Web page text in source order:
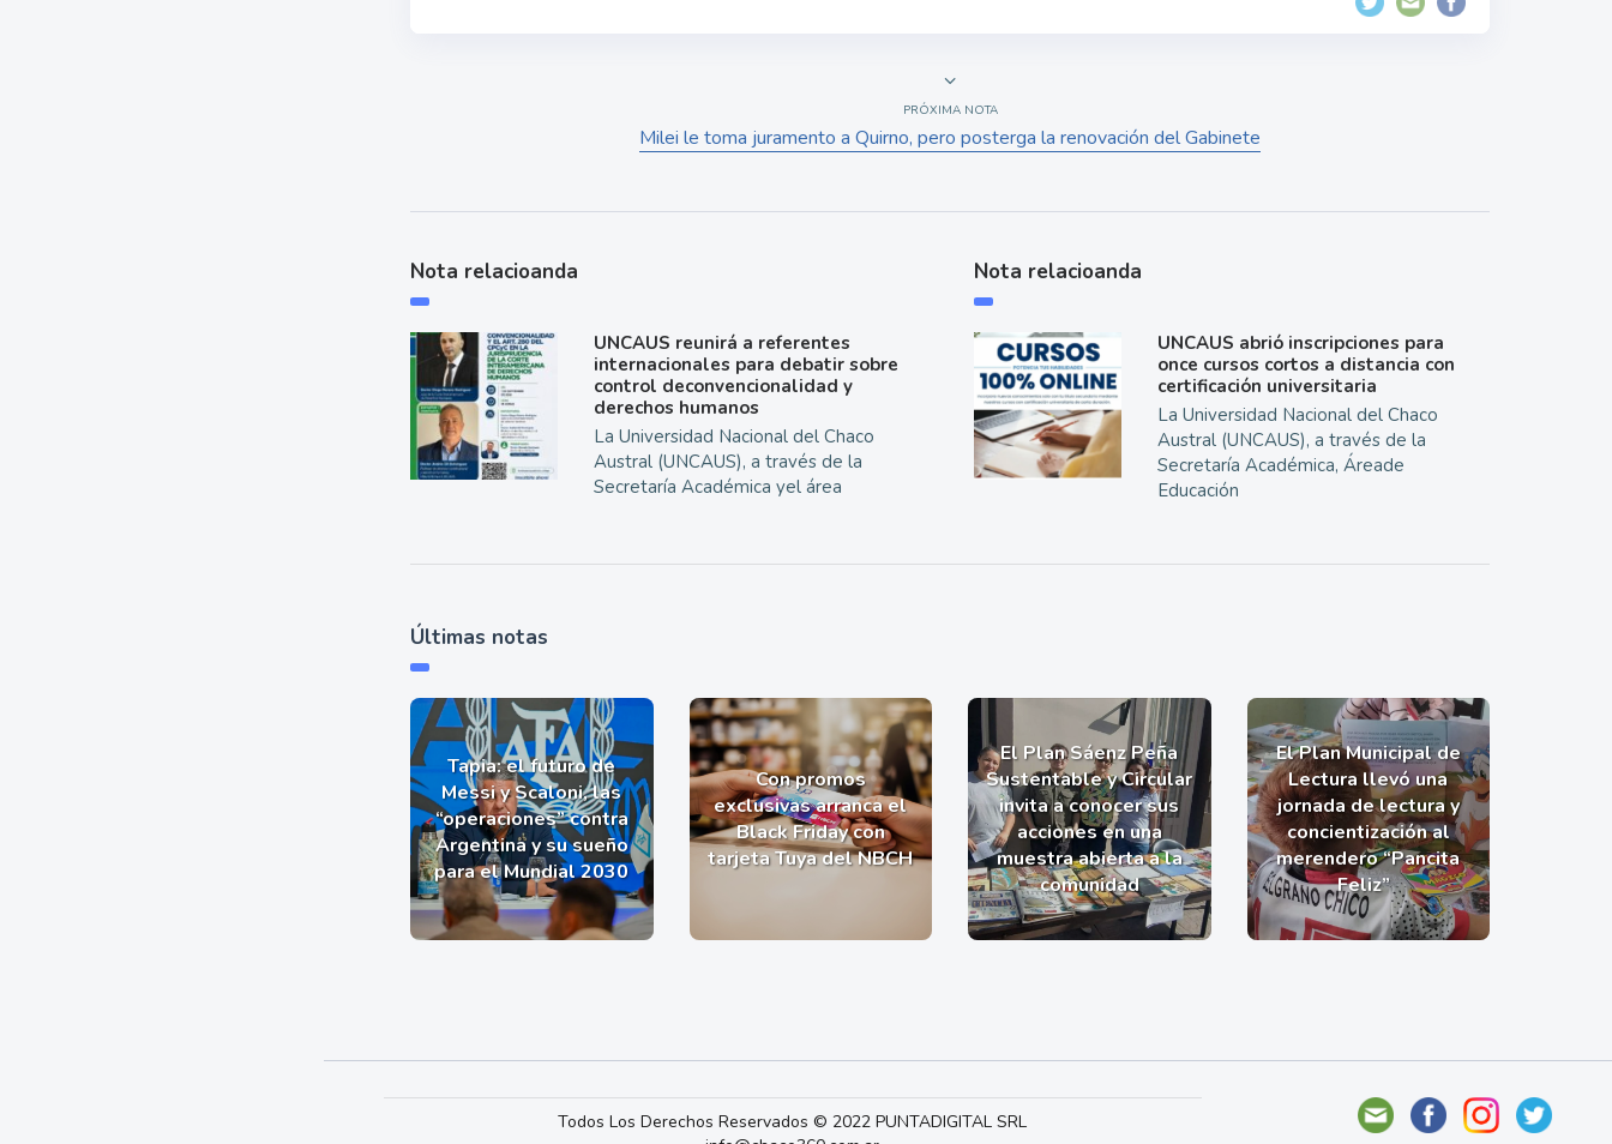
PRÓXIMA NOTA
Milei le toma juramento a Quirno, pero posterga la renovación del Gabinete
Nota relacioanda
UNCAUS reunirá a referentes
internacionales para debatir sobre
control deconvencionalidad y
derechos humanos
La Universidad Nacional del Chaco
Austral (UNCAUS), a través de la
Secretaría Académica yel área
Nota relacioanda
UNCAUS abrió inscripciones para
once cursos cortos a distancia con
certificación universitaria
La Universidad Nacional del Chaco
Austral (UNCAUS), a través de la
Secretaría Académica, Áreade
Educación
Últimas notas
Tapia: el futuro de
Messi y Scaloni, las
“operaciones” contra
Argentina y su sueño
para el Mundial 2030
Con promos
exclusivas arranca el
Black Friday con
tarjeta Tuya del NBCH
El Plan Sáenz Peña
Sustentable y Circular
invita a conocer sus
acciones en una
muestra abierta a la
comunidad
El Plan Municipal de
Lectura llevó una
jornada de lectura y
concientización al
merendero “Pancita
Feliz”
Todos Los Derechos Reservados © 2022 PUNTADIGITAL SRL